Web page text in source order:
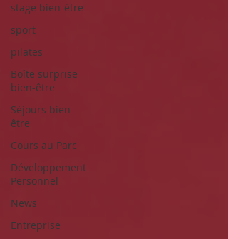
stage bien-être
sport
pilates
Boîte surprise
bien-être
Séjours bien-
être
Cours au Parc
Développement
Personnel
News
Entreprise